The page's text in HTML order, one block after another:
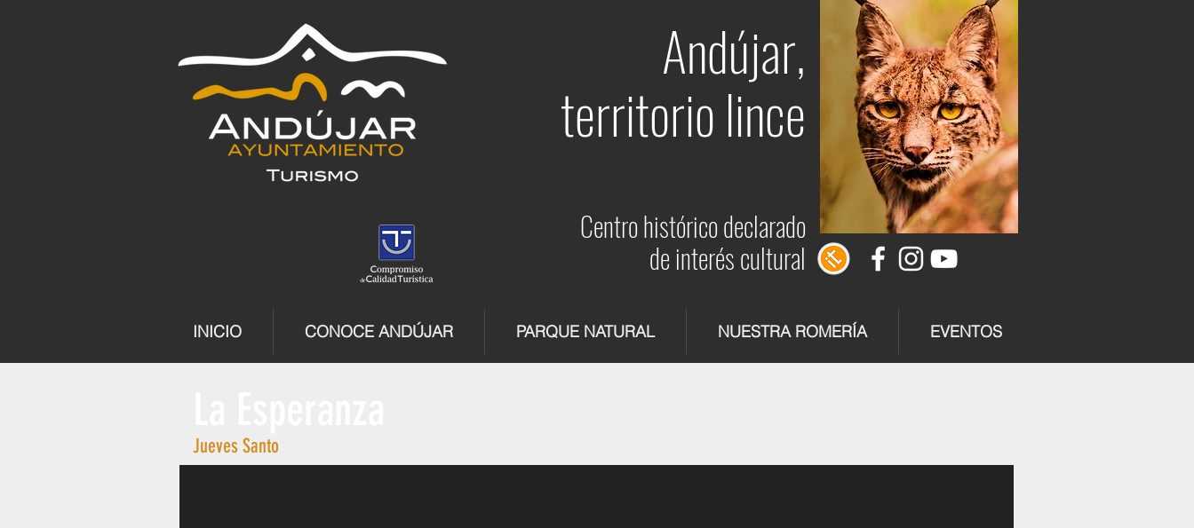
Andújar,
territorio lince
Centro histórico declarado
de interés cultural
INICIO CONOCE ANDÚJAR PARQUE NATURAL NUESTRA ROMERÍA EVENTOS
Jueves Santo